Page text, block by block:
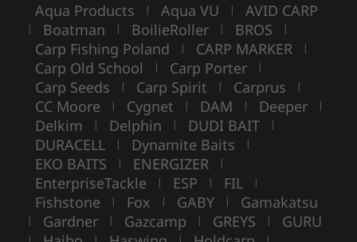
Aqua Products | Aqua VU | AVID CARP
| Boatman | BoilieRoller | BROS |
Carp Fishing Poland | CARP MARKER |
Carp Old School | Carp Porter |
Carp Seeds | Carp Spirit | Carprus |
CC Moore | Cygnet | DAM | Deeper |
Delkim | Delphin | DUDI BAIT |
DURACELL | Dynamite Baits |
EKO BAITS | ENERGIZER |
EnterpriseTackle | ESP | FIL |
Fishstone | Fox | GABY | Gamakatsu
| Gardner | Gazcamp | GREYS | GURU